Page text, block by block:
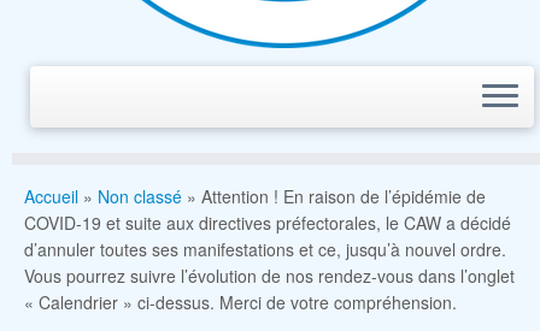
Accueil » Non classé » Attention ! En raison de l’épidémie de
COVID-19 et suite aux directives préfectorales, le CAW a décidé
d’annuler toutes ses manifestations et ce, jusqu’à nouvel ordre.
Vous pourrez suivre l’évolution de nos rendez-vous dans l’onglet
« Calendrier » ci-dessus. Merci de votre compréhension.